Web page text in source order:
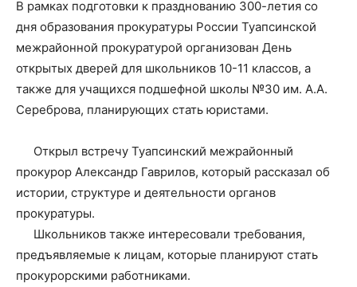
В рамках подготовки к празднованию 300-летия со
дня образования прокуратуры России Туапсинской
межрайонной прокуратурой организован День
открытых дверей для школьников 10-11 классов, а
также для учащихся подшефной школы №30 им. А.А.
Сереброва, планирующих стать юристами.
⠀⠀Открыл встречу Туапсинский межрайонный
прокурор Александр Гаврилов, который рассказал об
истории, структуре и деятельности органов
прокуратуры.
⠀⠀Школьников также интересовали требования,
предъявляемые к лицам, которые планируют стать
прокурорскими работниками.